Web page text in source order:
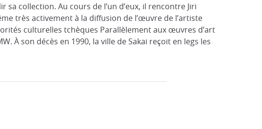
collection. Au cours de l’un d’eux, il rencontre Jiri
très activement à la diffusion de l’œuvre de l’artiste
culturelles tchèques Parallèlement aux œuvres d’art
À son décès en 1990, la ville de Sakai reçoit en legs les